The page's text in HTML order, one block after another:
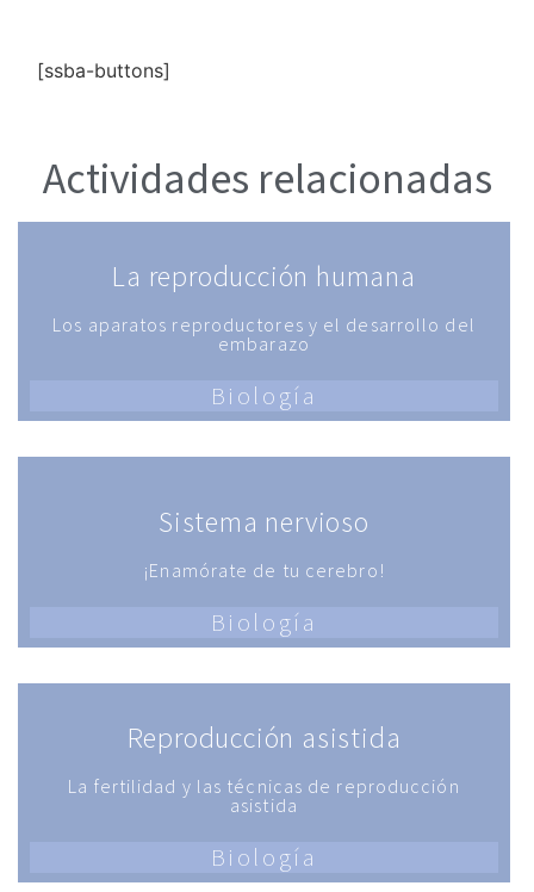
[ssba-buttons]
Actividades relacionadas
La reproducción humana
Los aparatos reproductores y el desarrollo del
embarazo
Biología
Sistema nervioso
¡Enamórate de tu cerebro!
Biología
Reproducción asistida
La fertilidad y las técnicas de reproducción
asistida
Biología